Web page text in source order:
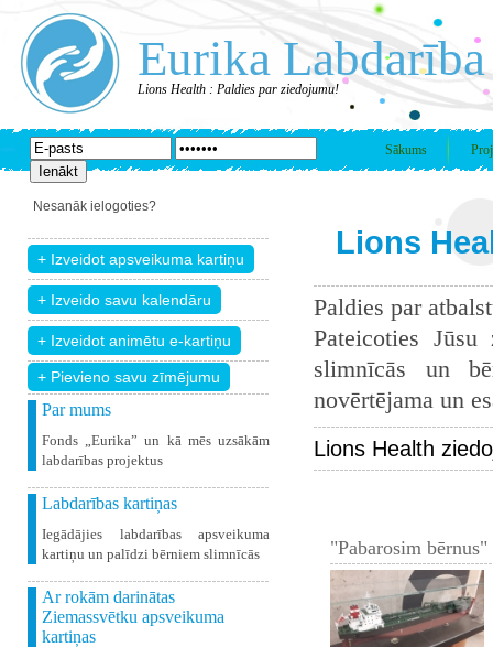
Eurika Labdarība
Lions Health : Paldies par ziedojumu!
Sākums
Nesanāk ielogoties?
+ Pievieno savu zīmējumu
Par mums
Fonds „Eurika” un kā mēs uzsākām
labdarības projektus
Labdarības kartiņas
Iegādājies labdarības apsveikuma
kartiņu un palīdzi bērniem slimnīcās
Ar rokām darinātas
Ziemassvētku apsveikuma
kartiņas
Lions
Paldies par
Pateicoties
slimnīcās un
novērtējama un
Lions Health
"Pabarosim